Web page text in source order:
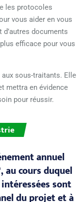
les protocoles
vous aider en vous
documents
efficace pour vous
sous-traitants. Elle
mettra en évidence
pour réussir.
annuel
au cours duquel
sont
du projet et à